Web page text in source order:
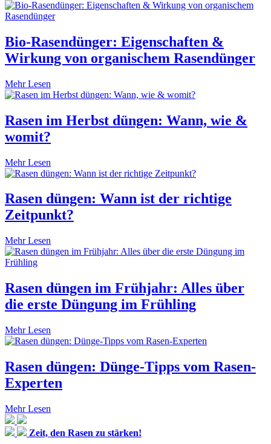
Bio-Rasendünger: Eigenschaften &
Wirkung von organischem Rasendünger
Mehr Lesen
Rasen im Herbst düngen: Wann, wie &
womit?
Mehr Lesen
Rasen düngen: Wann ist der richtige
Zeitpunkt?
Mehr Lesen
Rasen düngen im Frühjahr: Alles über
die erste Düngung im Frühling
Mehr Lesen
Rasen düngen: Dünge-Tipps vom Rasen-
Experten
Mehr Lesen
Zeit, den Rasen zu stärken!